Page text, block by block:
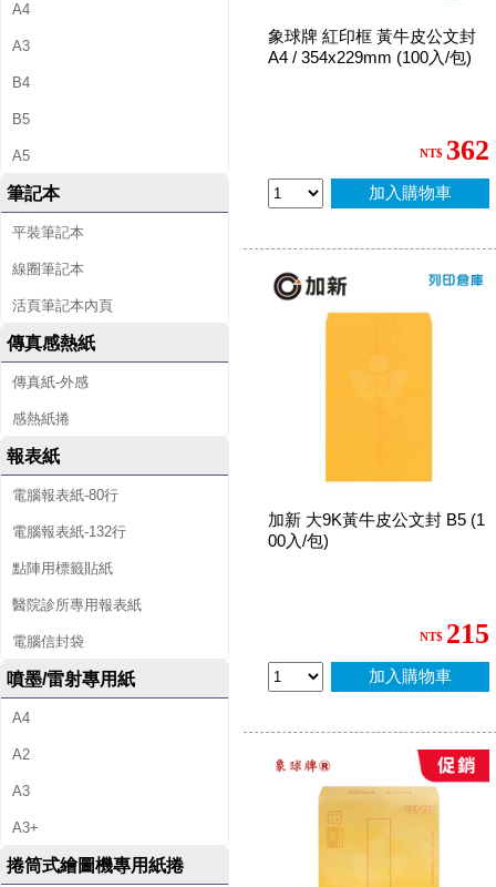
A4
A3
B4
B5
A5
筆記本
平裝筆記本
線圈筆記本
活頁筆記本內頁
傳真感熱紙
傳真紙-外感
感熱紙捲
報表紙
電腦報表紙-80行
電腦報表紙-132行
點陣用標籤貼紙
醫院診所專用報表紙
電腦信封袋
噴墨/雷射專用紙
A4
A2
A3
A3+
捲筒式繪圖機專用紙捲
象球牌 紅印框 黃牛皮公文封
A4 / 354x229mm (100入/包)
NT$ 362
加入購物車
加新 大9K黃牛皮公文封 B5 (1
00入/包)
NT$ 215
加入購物車